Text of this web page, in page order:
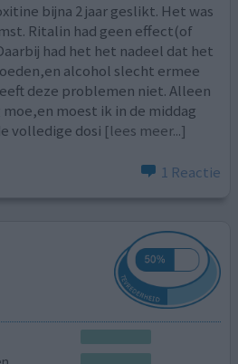
bijna 2 jaar geslikt. Het was
Ritalin had geen effect(of
had het het nadeel dat het
alcohol slecht ermee
deze problemen niet. Alleen
moest ik in de middag
volledige dosi [lees meer...]
1 Reactie